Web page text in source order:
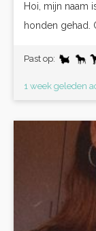
Hoi, mijn naam
honden gehad.
Past op:
1 week geleden